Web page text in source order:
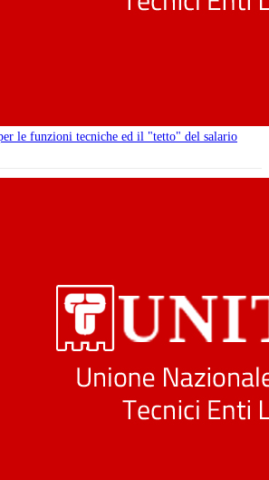
le funzioni tecniche ed il "tetto" del salario